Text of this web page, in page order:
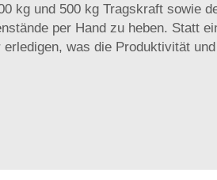
kg und 500 kg Tragskraft sowie
per Hand zu heben. Statt
was die Produktivität